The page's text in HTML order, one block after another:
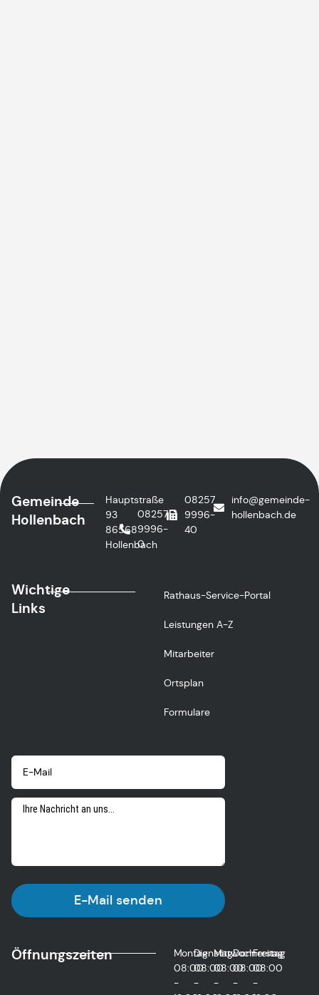
Gemeinde
Hollenbach
Hauptstraße
93
86568
Hollenbach
08257
9996-
0
08257
9996-
40
info@gemeinde-
hollenbach.de
Wichtige
Links
Rathaus-Service-Portal
Leistungen A-Z
Mitarbeiter
Ortsplan
Formulare
E-Mail senden
Öffnungszeiten
Montag
08:00
-
Dienstag
08:00
-
Mittwoch
08:00
-
Donnerstag
08:00
-
Freitag
08:00
-